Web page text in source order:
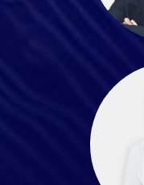
ดร.นพดล นันทวงศ์